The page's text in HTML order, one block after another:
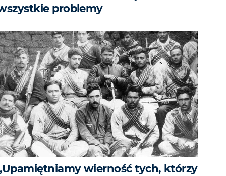
problemy
wierność tych, którzy